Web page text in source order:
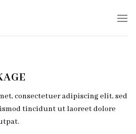
consectetuer adipiscing elit, sed
tincidunt ut laoreet dolore